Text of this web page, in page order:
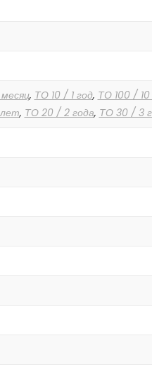
месяц, ТО 10 / 1 год, ТО 100 /
лет, ТО 20 / 2 года, ТО 30 / 3